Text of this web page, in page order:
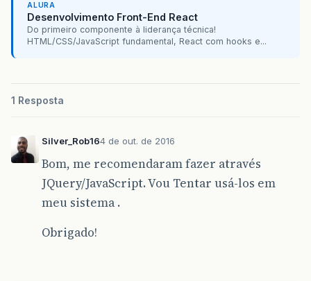
ALURA
Desenvolvimento Front-End React
Do primeiro componente à liderança técnica!
HTML/CSS/JavaScript fundamental, React com hooks e...
1 Resposta
Silver_Rob164 de out. de 2016
Bom, me recomendaram fazer através
JQuery/JavaScript. Vou Tentar usá-los em
meu sistema .
Obrigado!